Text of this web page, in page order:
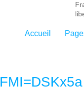
Accueil
FMI=DSKx5a